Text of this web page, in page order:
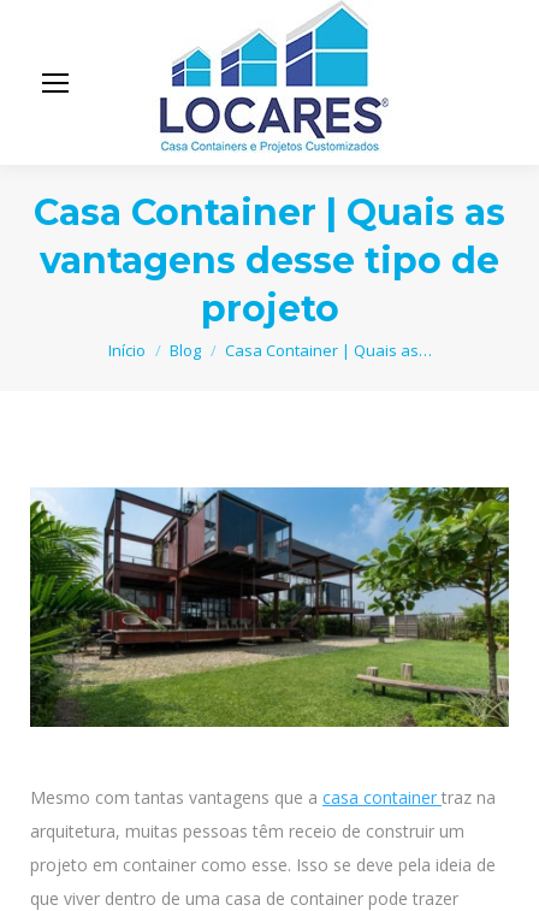
Casa Container | Quais as
vantagens desse tipo de
projeto
Você está aqui:
Início Blog Casa Container | Quais as…
Mesmo com tantas vantagens que a casa container traz na
arquitetura, muitas pessoas têm receio de construir um
projeto em container como esse. Isso se deve pela ideia de
que viver dentro de uma casa de container pode trazer